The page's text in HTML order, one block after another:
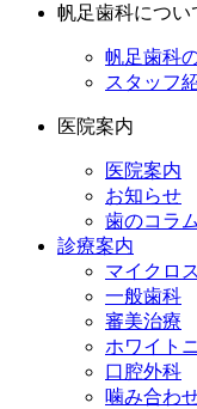
帆足歯科につい
帆足歯科
スタッフ
医院案内
医院案内
お知らせ
歯のコラム
診療案内
マイクロ
一般歯科
審美治療
ホワイト
口腔外科
噛み合わ